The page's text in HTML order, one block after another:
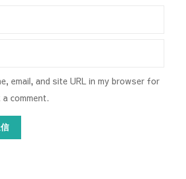
email, and site URL in my browser for
comment.